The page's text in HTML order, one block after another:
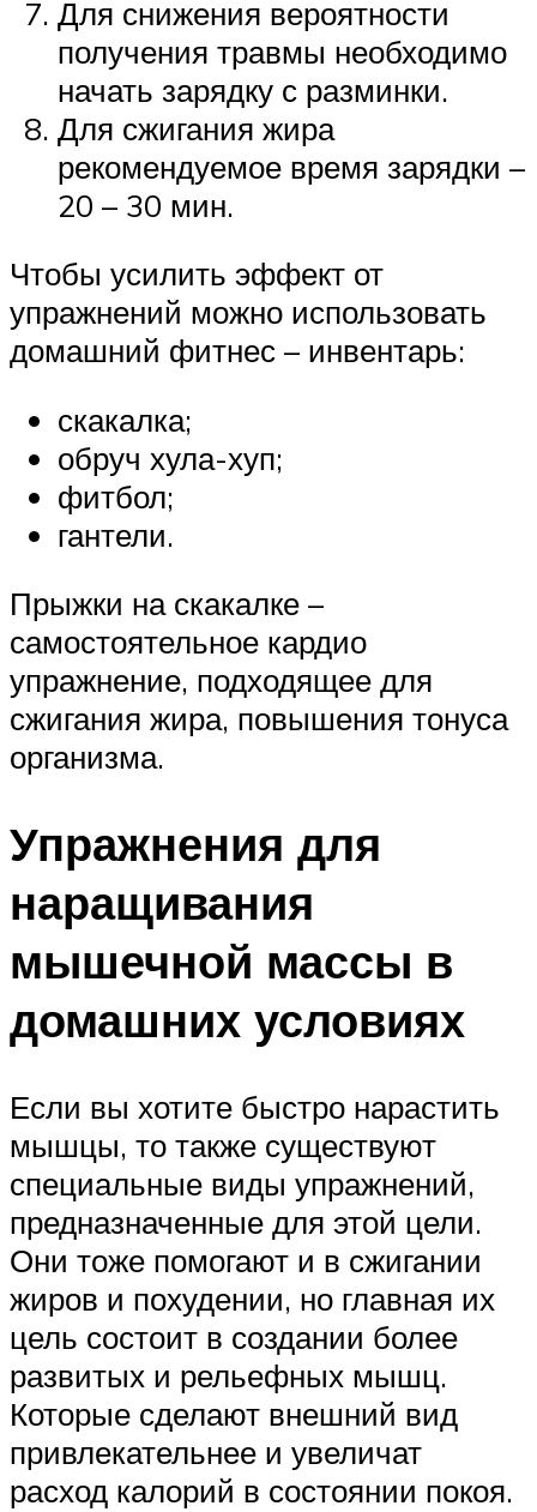
Для снижения вероятности
получения травмы необходимо
начать зарядку с разминки.
Для сжигания жира
рекомендуемое время зарядки –
20 – 30 мин.
Чтобы усилить эффект от
упражнений можно использовать
домашний фитнес – инвентарь:
скакалка;
обруч хула-хуп;
фитбол;
гантели.
Прыжки на скакалке –
самостоятельное кардио
упражнение, подходящее для
сжигания жира, повышения тонуса
организма.
Упражнения для
наращивания
мышечной массы в
домашних условиях
Если вы хотите быстро нарастить
мышцы, то также существуют
специальные виды упражнений,
предназначенные для этой цели.
Они тоже помогают и в сжигании
жиров и похудении, но главная их
цель состоит в создании более
развитых и рельефных мышц.
Которые сделают внешний вид
привлекательнее и увеличат
расход калорий в состоянии покоя.